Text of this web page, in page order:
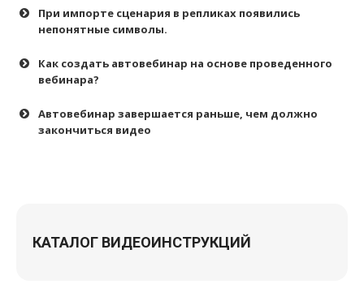
При импорте сценария в репликах появились
непонятные символы.
Как создать автовебинар на основе проведенного
вебинара?
Автовебинар завершается раньше, чем должно
закончиться видео
КАТАЛОГ ВИДЕОИНСТРУКЦИЙ